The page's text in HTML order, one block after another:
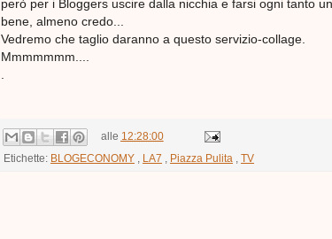
però per i Bloggers uscire dalla nicchia e farsi ogni tanto
bene, almeno credo...
Vedremo che taglio daranno a questo servizio-collage.
Mmmmmmm....
alle 12:28:00
Etichette: BLOGECONOMY LA7 Piazza Pulita TV